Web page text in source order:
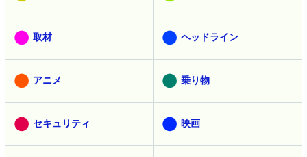
取材 ヘッドライン
アニメ 乗り物
セキュリティ 映画